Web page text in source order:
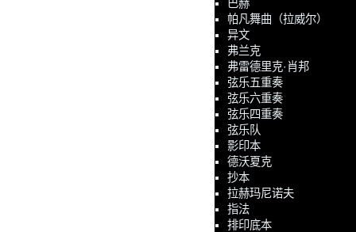
巴赫
帕凡舞曲（拉威尔）
异文
弗兰克
弗雷德里克·肖邦
弦乐五重奏
弦乐六重奏
弦乐四重奏
弦乐队
影印本
德沃夏克
抄本
拉赫玛尼诺夫
指法
排印底本